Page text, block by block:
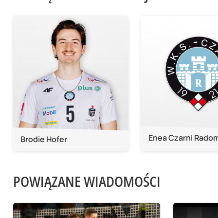
Brodie Hofer Enea Czarni
POWIĄZANE WIADOMOŚCI